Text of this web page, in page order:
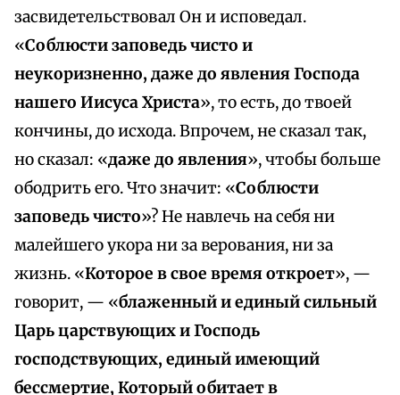
засвидетельствовал Он и исповедал.
«Соблюсти заповедь чисто и
неукоризненно, даже до явления Господа
нашего Иисуса Христа», то есть, до твоей
кончины, до исхода. Впрочем, не сказал так,
но сказал: «даже до явления», чтобы больше
ободрить его. Что значит: «Соблюсти
заповедь чисто»? Не навлечь на себя ни
малейшего укора ни за верования, ни за
жизнь. «Которое в свое время откроет», —
говорит, — «блаженный и единый сильный
Царь царствующих и Господь
господствующих, единый имеющий
бессмертие, Который обитает в